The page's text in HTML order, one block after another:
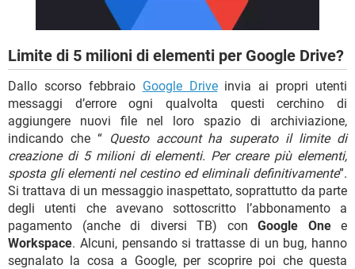
Limite di 5 milioni di elementi per Google Drive?
Dallo scorso febbraio Google Driveinvia ai propri utenti
messaggi d’errore ogni qualvolta questi cerchino di
aggiungere nuovi file nel loro spazio di archiviazione,
indicando che “ Questo account ha superato il limite di
creazione di 5 milioni di elementi. Per creare più elementi,
sposta gli elementi nel cestino ed eliminali definitivamente”.
Si trattava di un messaggio inaspettato, soprattutto da parte
degli utenti che avevano sottoscritto l’abbonamento a
pagamento (anche di diversi TB) con Google Onee
Workspace. Alcuni, pensando si trattasse di un bug, hanno
segnalato la cosa a Google, per scoprire poi che questa